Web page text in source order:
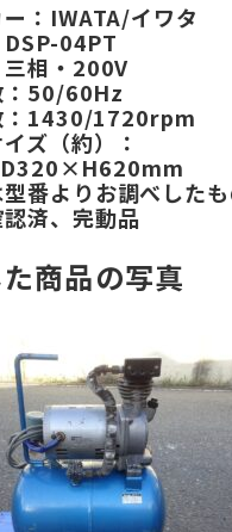
ー：IWATA/イワタ
DSP-04PT
三相・200V
：50/60Hz
：1430/1720rpm
ズ（約）：
番よりお調べしたも
済、完動品
商品の写真